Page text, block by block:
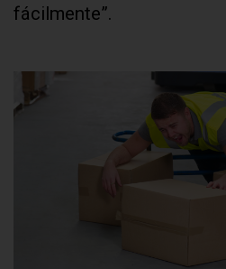
fácilmente”.